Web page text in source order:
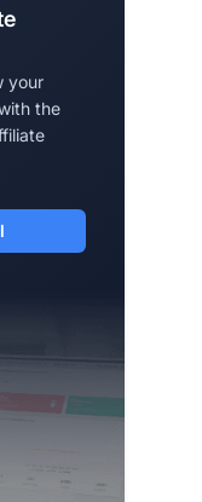
your
the